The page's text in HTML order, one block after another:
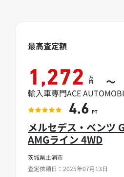
茨城県土浦市
査定依頼日：2025年07月13日
メルセデス・ベンツ
AMGライン 4WD
最高査定額
1,272 万
円 ～
輸入車専門ACE
4.6 PT